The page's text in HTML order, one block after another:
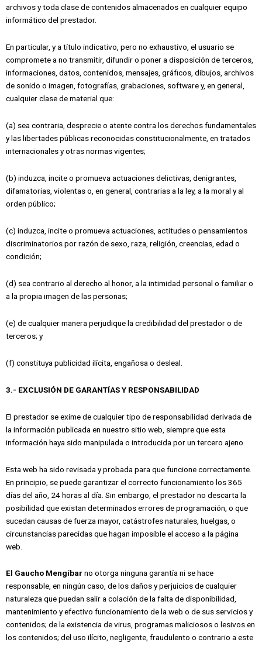
archivos y toda clase de contenidos almacenados en cualquier equipo
informático del prestador.
En particular, y a título indicativo, pero no exhaustivo, el usuario se
compromete a no transmitir, difundir o poner a disposición de terceros,
informaciones, datos, contenidos, mensajes, gráficos, dibujos, archivos
de sonido o imagen, fotografías, grabaciones, software y, en general,
cualquier clase de material que:
(a) sea contraria, desprecie o atente contra los derechos fundamentales
y las libertades públicas reconocidas constitucionalmente, en tratados
internacionales y otras normas vigentes;
(b) induzca, incite o promueva actuaciones delictivas, denigrantes,
difamatorias, violentas o, en general, contrarias a la ley, a la moral y al
orden público;
(c) induzca, incite o promueva actuaciones, actitudes o pensamientos
discriminatorios por razón de sexo, raza, religión, creencias, edad o
condición;
(d) sea contrario al derecho al honor, a la intimidad personal o familiar o
a la propia imagen de las personas;
(e) de cualquier manera perjudique la credibilidad del prestador o de
terceros; y
(f) constituya publicidad ilícita, engañosa o desleal.
3.- EXCLUSIÓN DE GARANTÍAS Y RESPONSABILIDAD
El prestador se exime de cualquier tipo de responsabilidad derivada de
la información publicada en nuestro sitio web, siempre que esta
información haya sido manipulada o introducida por un tercero ajeno.
Esta web ha sido revisada y probada para que funcione correctamente.
En principio, se puede garantizar el correcto funcionamiento los 365
días del año, 24 horas al día. Sin embargo, el prestador no descarta la
posibilidad que existan determinados errores de programación, o que
sucedan causas de fuerza mayor, catástrofes naturales, huelgas, o
circunstancias parecidas que hagan imposible el acceso a la página
web.
El Gaucho Mengíbar no otorga ninguna garantía ni se hace
responsable, en ningún caso, de los daños y perjuicios de cualquier
naturaleza que puedan salir a colación de la falta de disponibilidad,
mantenimiento y efectivo funcionamiento de la web o de sus servicios y
contenidos; de la existencia de virus, programas maliciosos o lesivos en
los contenidos; del uso ilícito, negligente, fraudulento o contrario a este